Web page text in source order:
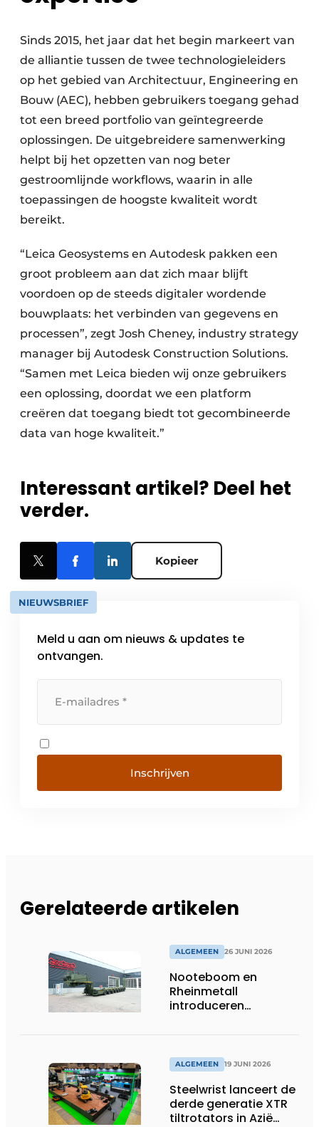
Sinds 2015, het jaar dat het begin markeert van
de alliantie tussen de twee technologieleiders
op het gebied van Architectuur, Engineering en
Bouw (AEC), hebben gebruikers toegang gehad
tot een breed portfolio van geïntegreerde
oplossingen. De uitgebreidere samenwerking
helpt bij het opzetten van nog beter
gestroomlijnde workflows, waarin in alle
toepassingen de hoogste kwaliteit wordt
bereikt.
“Leica Geosystems en Autodesk pakken een
groot probleem aan dat zich maar blijft
voordoen op de steeds digitaler wordende
bouwplaats: het verbinden van gegevens en
processen”, zegt Josh Cheney, industry strategy
manager bij Autodesk Construction Solutions.
“Samen met Leica bieden wij onze gebruikers
een oplossing, doordat we een platform
creëren dat toegang biedt tot gecombineerde
data van hoge kwaliteit.”
Interessant artikel? Deel het
verder.
Kopieer
NIEUWSBRIEF
Meld u aan om nieuws & updates te
ontvangen.
Inschrijven
Gerelateerde artikelen
ALGEMEEN 26 JUNI 2026
Nooteboom en
Rheinmetall
introduceren
ALGEMEEN 19 JUNI 2026
Steelwrist lanceert de
derde generatie XTR
tiltrotators in Azië